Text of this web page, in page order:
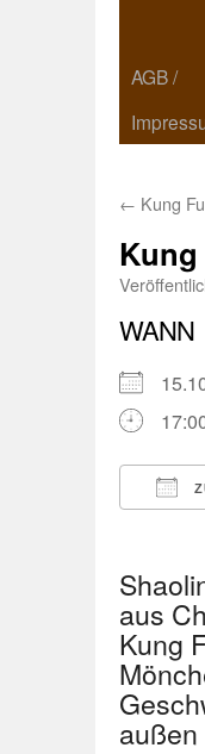
AGB /
← Kung
Kung
WANN
aus
Kung